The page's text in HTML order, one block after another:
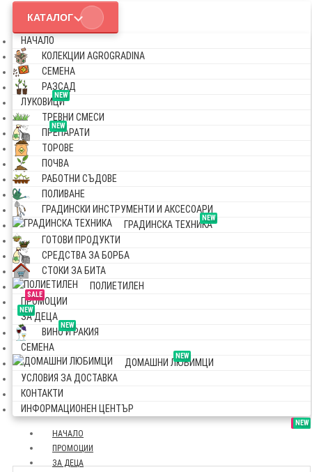
КАТАЛОГ
НАЧАЛО
КОЛЕКЦИИ AGROGRADINA
СЕМЕНА
РАЗСАД
NEW
ЛУКОВИЦИ
ТРЕВНИ СМЕСИ
NEW
ПРЕПАРАТИ
ТОРОВЕ
ПОЧВА
РАБОТНИ СЪДОВЕ
ПОЛИВАНЕ
ГРАДИНСКИ ИНСТРУМЕНТИ И АКСЕСОАРИ
NEW
ГРАДИНСКА ТЕХНИКА
ГОТОВИ ПРОДУКТИ
СРЕДСТВА ЗА БОРБА
СТОКИ ЗА БИТА
ПОЛИЕТИЛЕН
SALE
ПРОМОЦИИ
NEW
ЗА ДЕЦА
NEW
ВИНО И РАКИЯ
СЕМЕНА
NEW
ДОМАШНИ ЛЮБИМЦИ
УСЛОВИЯ ЗА ДОСТАВКА
КОНТАКТИ
ИНФОРМАЦИОНЕН ЦЕНТЪР
НАЧАЛО
SALE
ПРОМОЦИИ
NEW
ЗА ДЕЦА